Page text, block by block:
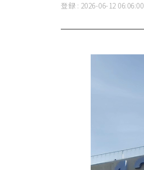
登録 : 2026-06-12 06:06:00